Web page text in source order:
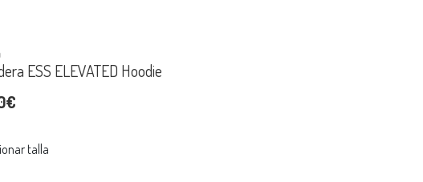
ESS ELEVATED Hoodie
talla